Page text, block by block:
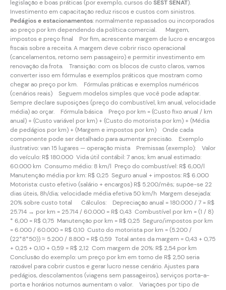
legislação e boas práticas (por exemplo, cursos doSEST SENAT).
Investimento em capacitação reduz riscos e custos com sinistros.
Pedágios e estacionamentos: normalmente repassados ou incorporados
ao preço por km dependendo da política comercial. Margem,
impostos e preço final Por fim, acrescente margem de lucro e encargos
fiscais sobre a receita. A margem deve cobrir risco operacional
(cancelamentos, retorno sem passageiro) e permitir investimento em
renovação da frota. Transição: com os blocos de custo claros, vamos
converter isso em fórmulas e exemplos práticos que mostram como
chegar ao preço por km. Fórmulas práticas e exemplos numéricos
(cenários reais) Seguem modelos simples que você pode adaptar.
Sempre declare suposições (preço do combustível, km anual, velocidade
média) ao orçar. Fórmula básica Preço por km = (Custo fixo anual / km
anual) + (Custo variável por km) + (Custo do motorista por km) + (Média
de pedágios por km) + (Margem e impostos por km) Onde cada
componente pode ser detalhado para aumentar precisão. Exemplo
ilustrativo: van 15 lugares — operação mista Premissas (exemplo): Valor
do veículo: R$ 180.000 Vida útil contábil: 7 anos; km anual estimado:
60.000 km Consumo médio: 8 km/l Preço do combustível: R$ 6,00/l
Manutenção média por km: R$ 0,25 Seguro anual + impostos: R$ 6.000
Motorista: custo efetivo (salário + encargos) R$ 5.200/mês; supõe-se 22
dias úteis, 8h/dia; velocidade média efetiva 50 km/h Margem desejada:
20% sobre custo total Cálculos: Depreciação anual = 180.000 / 7 = R$
25.714 → por km = 25.714 / 60.000 = R$ 0,43 Combustível por km = (1 / 8)
* 6,00 = R$ 0,75 Manutenção por km = R$ 0,25 Seguro/impostos por km
= 6.000 / 60.000 = R$ 0,10 Custo do motorista por km = (5.200 /
(22*8*50)) ≈ 5.200 / 8.800 = R$ 0,59 Total antes da margem = 0,43 + 0,75
+ 0,25 + 0,10 + 0,59 = R$ 2,12 Com margem de 20%: R$ 2,54 por km
Conclusão do exemplo: um preço por km em torno de R$ 2,50 seria
razoável para cobrir custos e gerar lucro nesse cenário. Ajustes para
pedágios, descolamentos (viagens sem passageiros), serviços porta-a-
porta e horários noturnos aumentam o valor. Variações por tipo de